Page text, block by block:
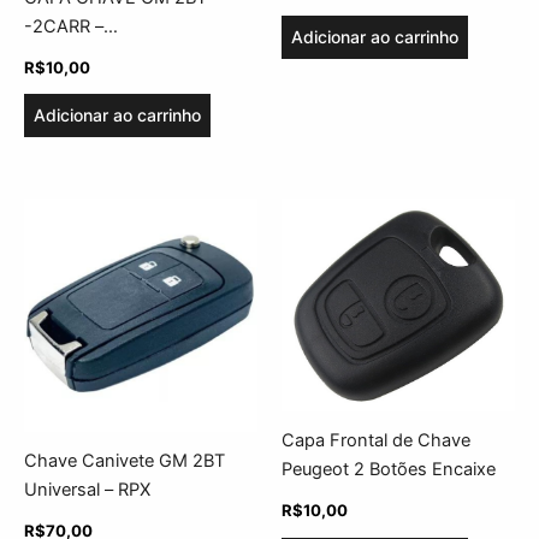
-2CARR –
ASTRA/CORSA/VECTRA/ZAFIRA/S10
R$10,00
Adicionar ao carrinho
Adicionar ao carrinho
Chave Canivete GM 2BT
Universal – RPX
R$70,00
Capa Frontal de Chave
Peugeot 2 Botões Encaixe
R$10,00